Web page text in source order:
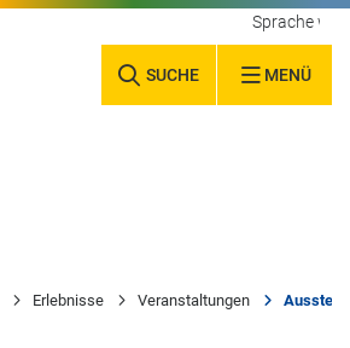
SUCHE MENÜ
Sprache
Erlebnisse Veranstaltungen